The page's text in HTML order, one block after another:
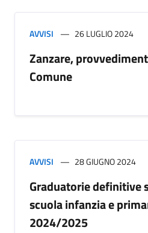
AVVISI 26 LUGLIO 2024
Zanzare,
Comune
AVVISI 28 GIUGNO 2024
Graduatorie definitive
scuola infanzia e
2024/2025